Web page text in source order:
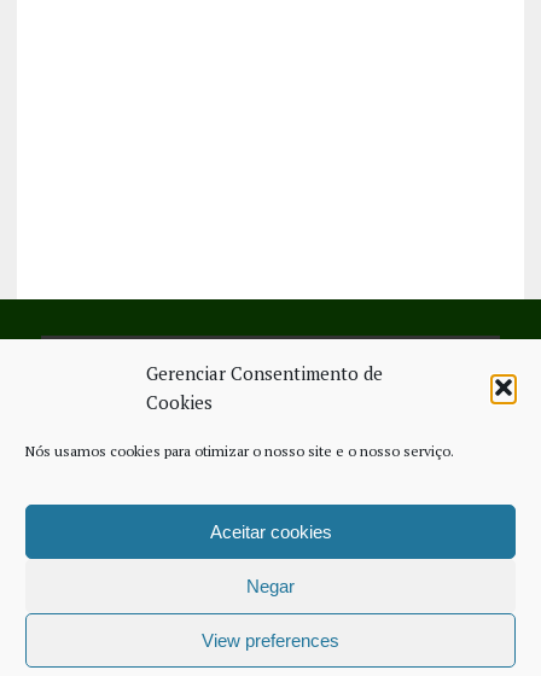
Gerenciar Consentimento de
Cookies
Nós usamos cookies para otimizar o nosso site e o nosso serviço.
Aceitar cookies
Negar
View preferences
SIGA-NOS NO FACEBOOK
ESTATUTO EDITORIAL
CONTACTE-NOS
COPYRIGHT © 2026 - JORNAL NOVO REGIONAL | POWERED BY